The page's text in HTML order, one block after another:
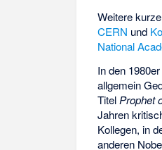
Weitere
CERN und
National
In den
allgemein
Titel Prophet
Jahren
Kollegen, in
anderen